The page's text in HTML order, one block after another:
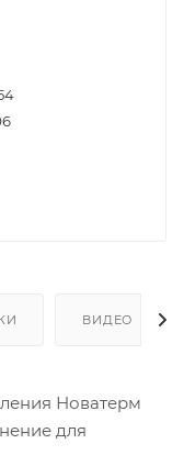
ВИДЕО (6)
Новатерм
для